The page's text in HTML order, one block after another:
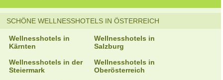
SCHÖNE WELLNESSHOTELS IN ÖSTERREICH
Wellnesshotels in
Kärnten
Wellnesshotels in
Salzburg
Wellnesshotels in der
Steiermark
Wellnesshotels in
Oberösterreich